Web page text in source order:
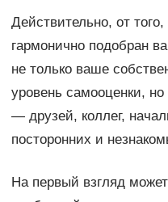
Действительно, от
гармонично подобран
не только ваше
уровень самооценки,
— друзей, коллег,
посторонних и
На первый взгляд